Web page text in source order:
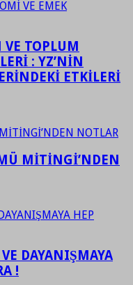
TOPLUM
: YZ’NİN
ETKİLERİ
MİTİNGİ’NDEN
DAYANIŞMAYA
!